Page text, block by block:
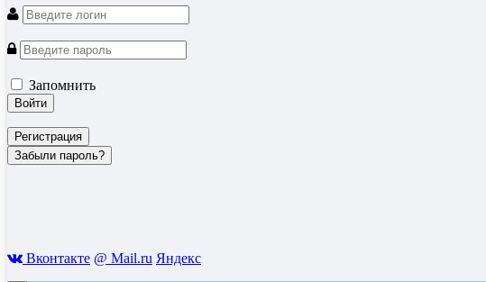
Запомнить
Войти
Регистрация
Забыли пароль?
Вконтакте @ Mail.ru Яндекс